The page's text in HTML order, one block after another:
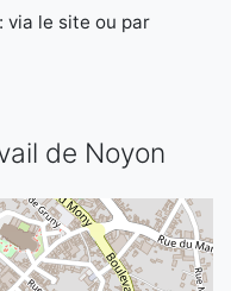
via le site ou par
de Noyon